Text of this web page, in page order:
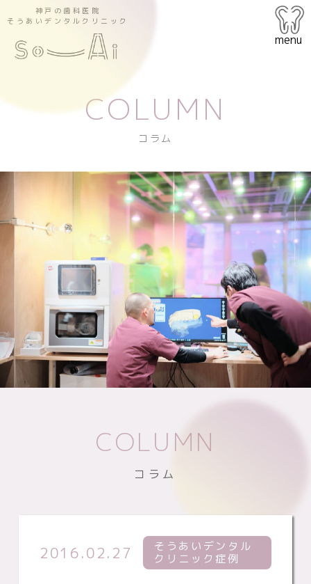
神戸の歯科医院
そうあいデンタルクリニック
menu
COLUMN
コラム
COLUMN
コラム
2016.02.27
そうあいデンタル
クリニック症例